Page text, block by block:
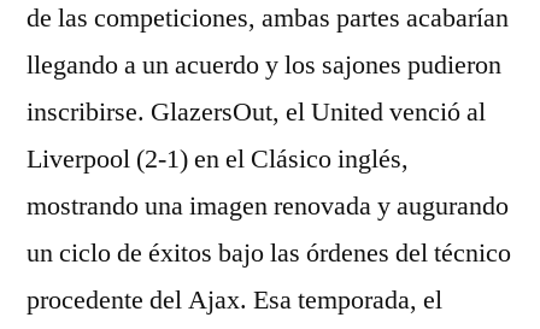
de las competiciones, ambas partes acabarían
llegando a un acuerdo y los sajones pudieron
inscribirse. GlazersOut, el United venció al
Liverpool (2-1) en el Clásico inglés,
mostrando una imagen renovada y augurando
un ciclo de éxitos bajo las órdenes del técnico
procedente del Ajax. Esa temporada, el